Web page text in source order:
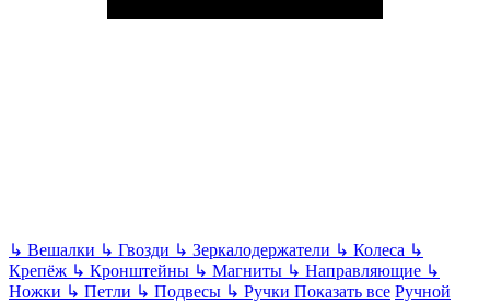
↳ Вешалки ↳ Гвозди ↳ Зеркалодержатели ↳ Колеса ↳
Крепёж ↳ Кронштейны ↳ Магниты ↳ Направляющие ↳
Ножки ↳ Петли ↳ Подвесы ↳ Ручки Показать все Ручной